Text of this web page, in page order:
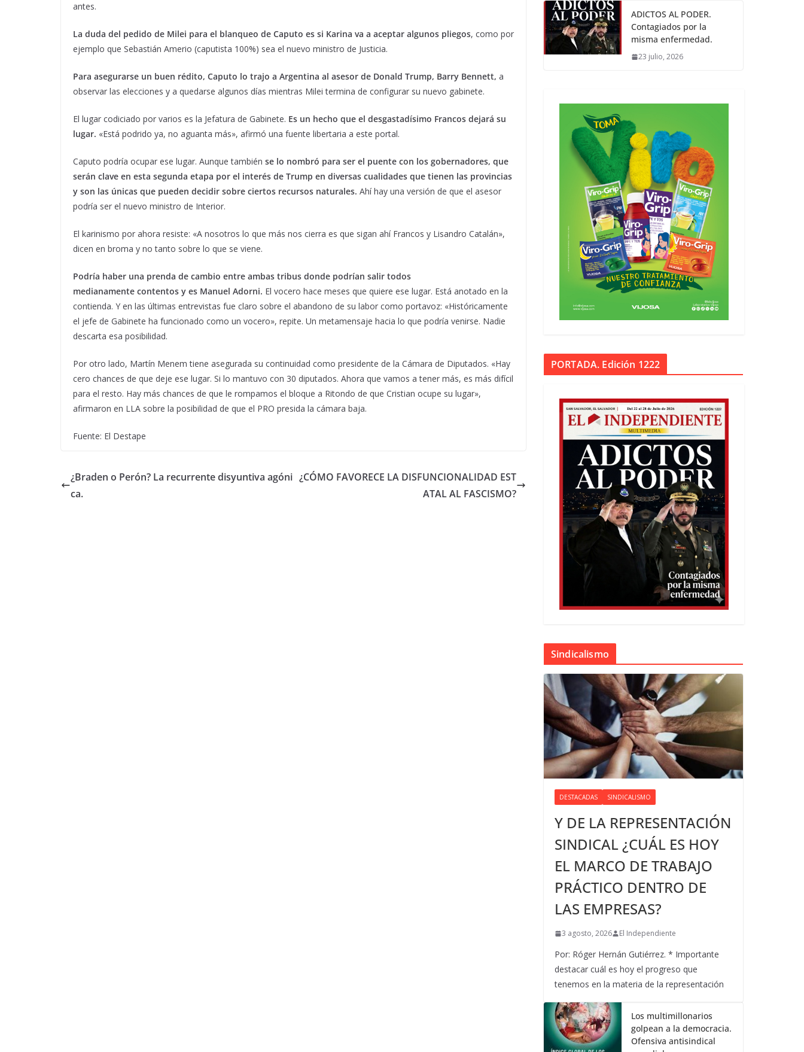
antes.
La duda del pedido de Milei para el blanqueo de Caputo es si Karina va a aceptar algunos pliegos, como por
ejemplo que Sebastián Amerio (caputista 100%) sea el nuevo ministro de Justicia.
Para asegurarse un buen rédito, Caputo lo trajo a Argentina al asesor de Donald Trump, Barry Bennett, a
observar las elecciones y a quedarse algunos días mientras Milei termina de configurar su nuevo gabinete.
El lugar codiciado por varios es la Jefatura de Gabinete. Es un hecho que el desgastadísimo Francos dejará su
lugar. «Está podrido ya, no aguanta más», afirmó una fuente libertaria a este portal.
Caputo podría ocupar ese lugar. Aunque también se lo nombró para ser el puente con los gobernadores, que
serán clave en esta segunda etapa por el interés de Trump en diversas cualidades que tienen las provincias
y son las únicas que pueden decidir sobre ciertos recursos naturales. Ahí hay una versión de que el asesor
podría ser el nuevo ministro de Interior.
El karinismo por ahora resiste: «A nosotros lo que más nos cierra es que sigan ahí Francos y Lisandro Catalán»,
dicen en broma y no tanto sobre lo que se viene.
Podría haber una prenda de cambio entre ambas tribus donde podrían salir todos
medianamente contentos y es Manuel Adorni. El vocero hace meses que quiere ese lugar. Está anotado en la
contienda. Y en las últimas entrevistas fue claro sobre el abandono de su labor como portavoz: «Históricamente
el jefe de Gabinete ha funcionado como un vocero», repite. Un metamensaje hacia lo que podría venirse. Nadie
descarta esa posibilidad.
Por otro lado, Martín Menem tiene asegurada su continuidad como presidente de la Cámara de Diputados. «Hay
cero chances de que deje ese lugar. Si lo mantuvo con 30 diputados. Ahora que vamos a tener más, es más difícil
para el resto. Hay más chances de que le rompamos el bloque a Ritondo de que Cristian ocupe su lugar»,
afirmaron en LLA sobre la posibilidad de que el PRO presida la cámara baja.
Fuente: El Destape
¿Braden o Perón? La recurrente disyuntiva agóni
ca.
¿CÓMO FAVORECE LA DISFUNCIONALIDAD EST
ATAL AL FASCISMO?
ADICTOS AL PODER.
Contagiados por la
misma enfermedad.
23 julio, 2026
PORTADA. Edición 1222
Sindicalismo
DESTACADAS SINDICALISMO
Y DE LA REPRESENTACIÓN
SINDICAL ¿CUÁL ES HOY
EL MARCO DE TRABAJO
PRÁCTICO DENTRO DE
LAS EMPRESAS?
3 agosto, 2026 El Independiente
Por: Róger Hernán Gutiérrez. * Importante
destacar cuál es hoy el progreso que
tenemos en la materia de la representación
Los multimillonarios
golpean a la democracia.
Ofensiva antisindical